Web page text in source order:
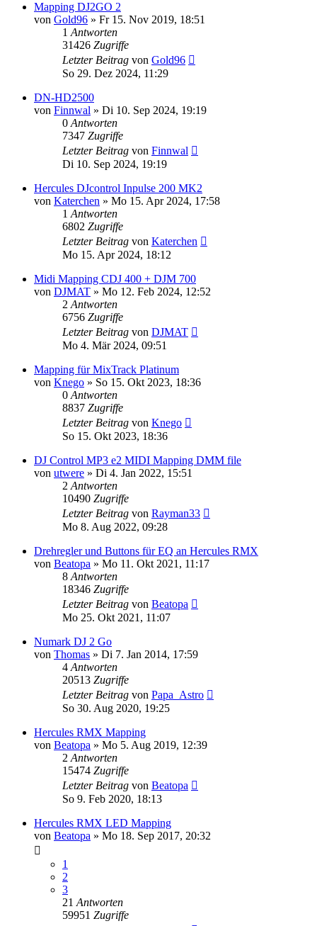
Mapping DJ2GO 2
von Gold96 » Fr 15. Nov 2019, 18:51
1 Antworten
31426 Zugriffe
Letzter Beitrag von Gold96
So 29. Dez 2024, 11:29
DN-HD2500
von Finnwal » Di 10. Sep 2024, 19:19
0 Antworten
7347 Zugriffe
Letzter Beitrag von Finnwal
Di 10. Sep 2024, 19:19
Hercules DJcontrol Inpulse 200 MK2
von Katerchen » Mo 15. Apr 2024, 17:58
1 Antworten
6802 Zugriffe
Letzter Beitrag von Katerchen
Mo 15. Apr 2024, 18:12
Midi Mapping CDJ 400 + DJM 700
von DJMAT » Mo 12. Feb 2024, 12:52
2 Antworten
6756 Zugriffe
Letzter Beitrag von DJMAT
Mo 4. Mär 2024, 09:51
Mapping für MixTrack Platinum
von Knego » So 15. Okt 2023, 18:36
0 Antworten
8837 Zugriffe
Letzter Beitrag von Knego
So 15. Okt 2023, 18:36
DJ Control MP3 e2 MIDI Mapping DMM file
von utwere » Di 4. Jan 2022, 15:51
2 Antworten
10490 Zugriffe
Letzter Beitrag von Rayman33
Mo 8. Aug 2022, 09:28
Drehregler und Buttons für EQ an Hercules RMX
von Beatopa » Mo 11. Okt 2021, 11:17
8 Antworten
18346 Zugriffe
Letzter Beitrag von Beatopa
Mo 25. Okt 2021, 11:07
Numark DJ 2 Go
von Thomas » Di 7. Jan 2014, 17:59
4 Antworten
20513 Zugriffe
Letzter Beitrag von Papa_Astro
So 30. Aug 2020, 19:25
Hercules RMX Mapping
von Beatopa » Mo 5. Aug 2019, 12:39
2 Antworten
15474 Zugriffe
Letzter Beitrag von Beatopa
So 9. Feb 2020, 18:13
Hercules RMX LED Mapping
von Beatopa » Mo 18. Sep 2017, 20:32
1
2
3
21 Antworten
59951 Zugriffe